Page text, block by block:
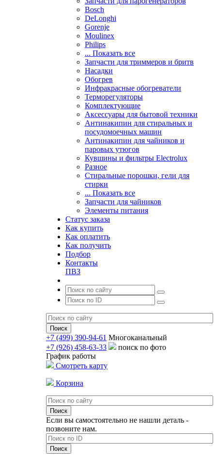
Bosch
DeLonghi
Gorenje
Moulinex
Philips
... Показать все
Запчасти для триммеров и бритв
Насадки
Обогрев
Инфракрасные обогреватели
Терморегуляторы
Комплектующие
Аксессуары для бытовой техники
Антинакипин для стиральных и
посудомоечных машин
Антинакипин для чайников и
паровых утюгов
Кувшины и фильтры Electrolux
Разное
Стиральные порошки, гели для
стирки
... Показать все
Запчасти для чайников
Элементы питания
Статус заказа
Как купить
Как оплатить
Как получить
Подбор
Контакты
ПВЗ
+7 (499) 390-94-61 Многоканальный
+7 (926) 458-63-33
поиск по фото
График работы
Смотреть карту
Корзина
Если вы самостоятельно не нашли деталь -
позвоните нам.